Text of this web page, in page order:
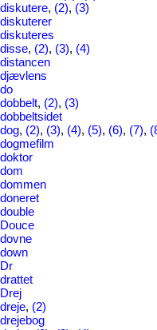
diskutere, (2), (3)
diskuterer
diskuteres
disse, (2), (3), (4)
distancen
djævlens
do
dobbelt, (2), (3)
dobbeltsidet
dog, (2), (3), (4), (5), (6), (7),
dogmefilm
doktor
dom
dommen
doneret
double
Douce
dovne
down
Dr
drattet
Drej
dreje, (2)
drejebog